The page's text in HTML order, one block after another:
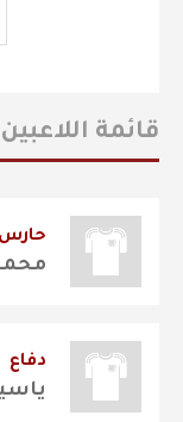
قائمة اللاعبين
حارس
دفاع